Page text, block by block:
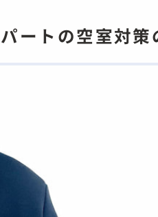
ートの空室対策